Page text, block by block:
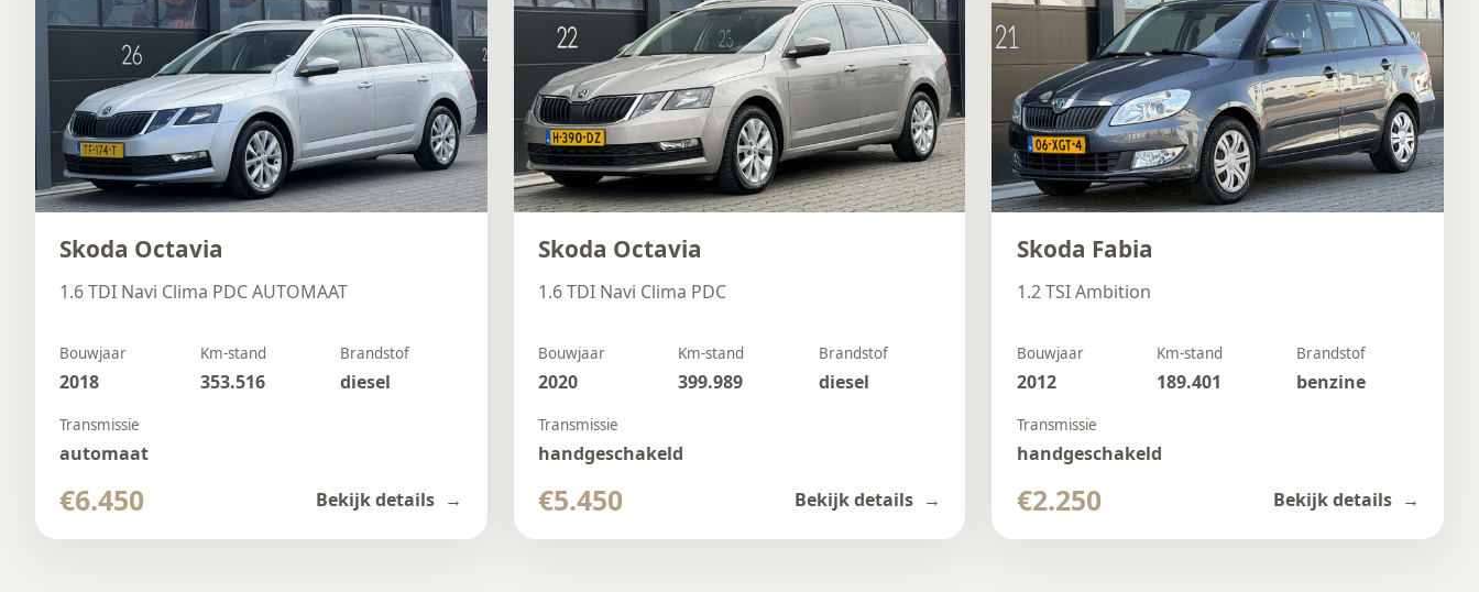
Skoda Octavia
1.6 TDI Navi Clima PDC AUTOMAAT
Bouwjaar
2018
Km-stand
353.516
Brandstof
diesel
Transmissie
automaat
€6.450 Bekijk details
Skoda Octavia
1.6 TDI Navi Clima PDC
Bouwjaar
2020
Km-stand
399.989
Brandstof
diesel
Transmissie
handgeschakeld
€5.450 Bekijk details
Skoda Fabia
1.2 TSI Ambition
Bouwjaar
2012
Km-stand
189.401
Brandstof
benzine
Transmissie
handgeschakeld
€2.250 Bekijk details